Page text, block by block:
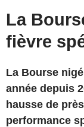
La
fièvre
La Bourse
année depuis
hausse de
performance